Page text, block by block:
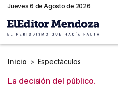
Jueves 6 de Agosto de 2026
Inicio > Espectáculos
La decisión del público.